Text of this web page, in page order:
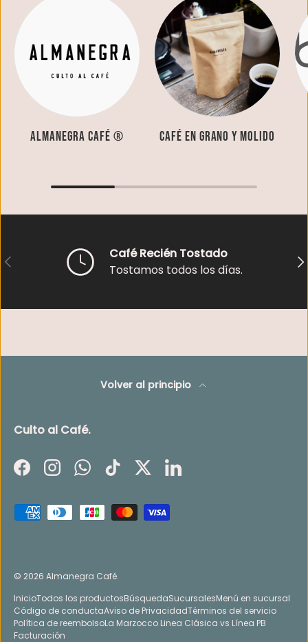
Almanegra Café ® Café en grano y molido
Anterior
Café Recién Tostado
Tostamos todos los días.
Volver al principio
Culto al Café.
FacebookInstagramWhatsApp
TikTokTwitterLinkedIn
Formas de pago aceptadas
© 2026 Almanegra Café.
InicioTodos los productosBúsquedaSucursalesMenú en sucursal
Código de conductaAviso de PrivacidadTérminos del servicio
Política de reembolsoLa Marzocco Linea Clásica vs Línea PB
Facturación